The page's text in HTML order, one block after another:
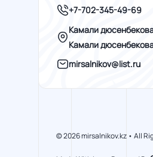
+7-702-345-49-69
Камали
Камали
mirsalnikov@list.ru
© 2026 mirsalnikov.kz • All